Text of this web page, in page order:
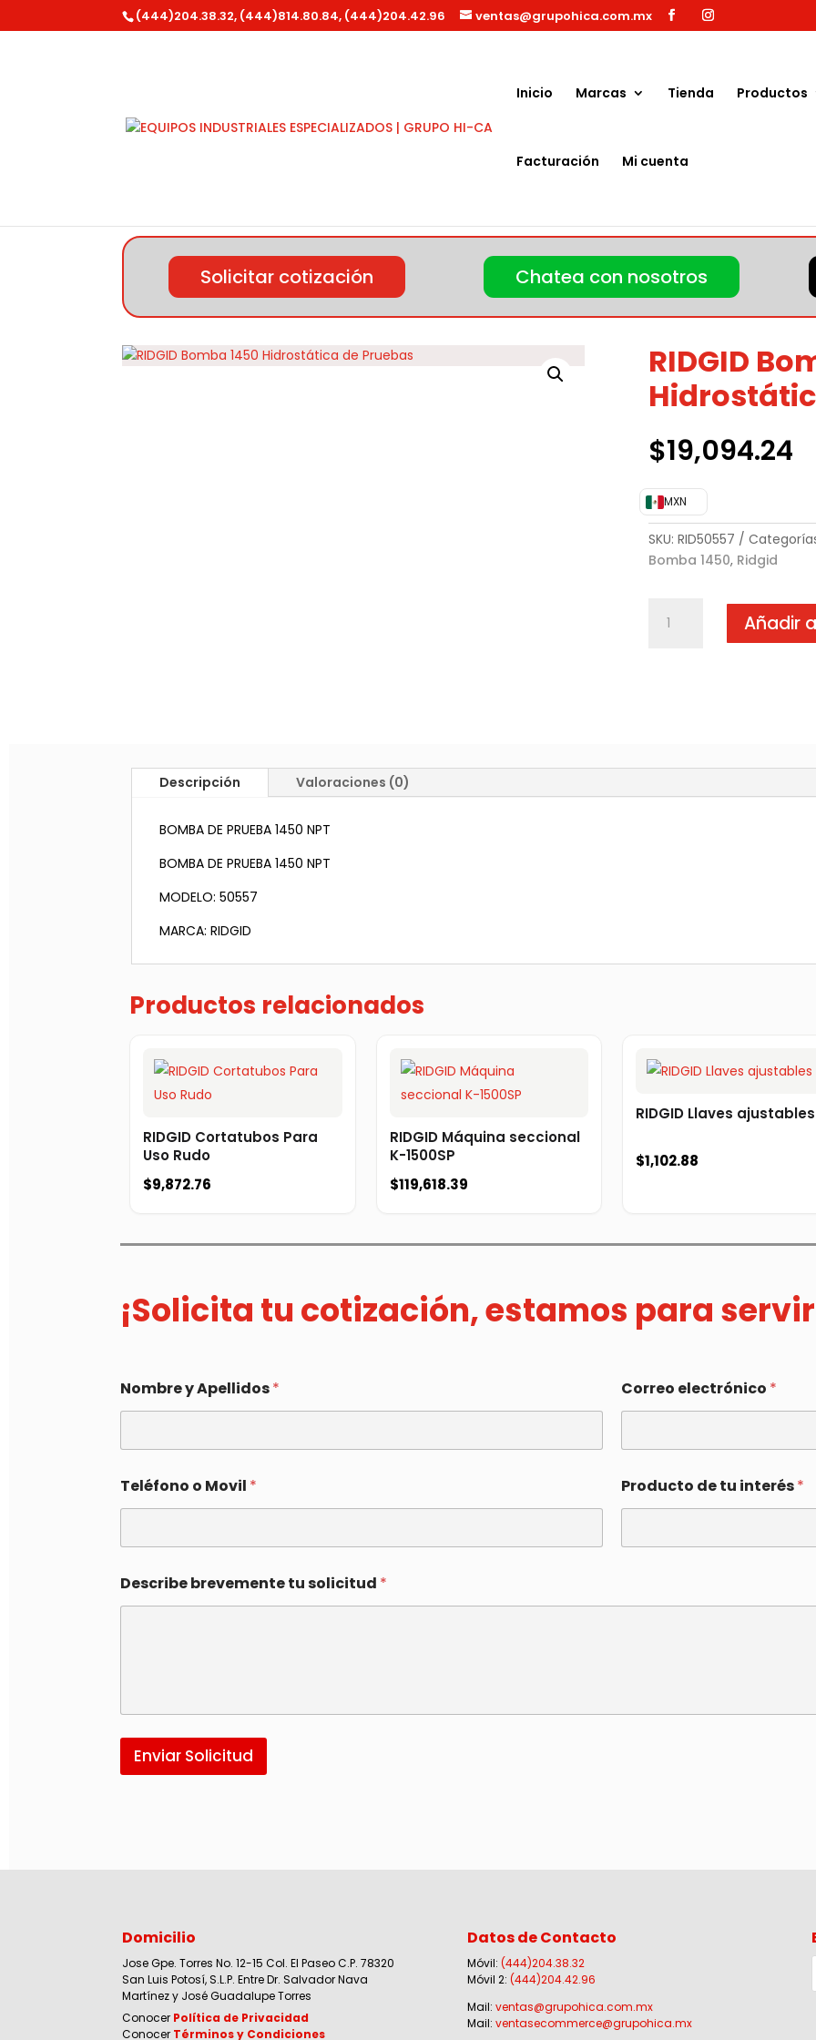
(444)204.38.32, (444)814.80.84, (444)204.42.96 ventas@grupohica.com.mx
Inicio Marcas Tienda Productos
Facturación Mi cuenta
Búsqueda
Solicitar cotización Chatea con nosotros
RIDGID
$19,094.24
MXN
SKU: RID50557
Bomba 1450, Ridgid
Bomba
Añadir
Descripción Valoraciones (0)
BOMBA DE PRUEBA 1450 NPT
BOMBA DE PRUEBA 1450 NPT
MODELO: 50557
MARCA: RIDGID
Productos relacionados
RIDGID Cortatubos Para
Uso Rudo
$9,872.76
RIDGID Máquina seccional
K-1500SP
$119,618.39
RIDGID Llaves ajustables
$1,102.88
¡Solicita tu cotización, estamos para
Nombre y Apellidos* Correo electrónico *
Teléfono o Movil * Producto de tu interés*
Describe brevemente tu solicitud *
Enviar Solicitud
Domicilio
Jose Gpe. Torres No. 12-15 Col. El Paseo C.P. 78320
San Luis Potosí, S.L.P. Entre Dr. Salvador Nava
Martínez y José Guadalupe Torres
Conocer Política de Privacidad
Conocer Términos y Condiciones
Datos de Contacto
Móvil: (444)204.38.32
Móvil 2: (444)204.42.96
Mail: ventas@grupohica.com.mx
Mail: ventasecommerce@grupohica.mx